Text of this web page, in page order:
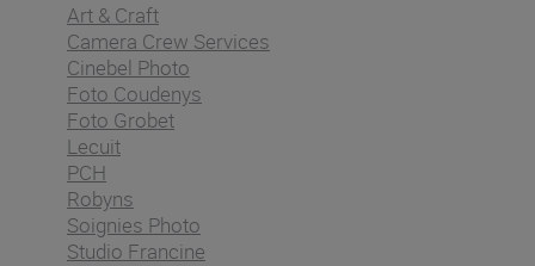
Art & Craft
Camera Crew Services
Cinebel Photo
Foto Coudenys
Foto Grobet
Lecuit
PCH
Robyns
Soignies Photo
Studio Francine